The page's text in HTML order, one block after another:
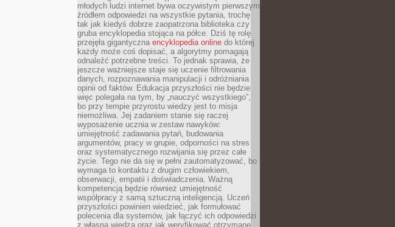
młodych ludzi internet bywa oczywistym pierwszym
źródłem odpowiedzi na wszystkie pytania, trochę
tak jak kiedyś dobrze zaopatrzona biblioteka czy
gruba encyklopedia stojąca na półce. Dziś tę rolę
przejęła gigantyczna encyklopedia online do której
każdy może coś dopisać, a algorytmy pomagają
odnaleźć potrzebne treści. To jednak sprawia, że
jeszcze ważniejsze staje się uczenie filtrowania
danych, rozpoznawania manipulacji i odróżniania
opinii od faktów. Edukacja przyszłości nie będzie
więc polegała na tym, by „nauczyć wszystkiego”,
bo przy tempie przyrostu wiedzy jest to misja
niemożliwa. Jej zadaniem stanie się raczej
wyposażenie ucznia w zestaw nawyków:
umiejętność zadawania pytań, budowania
argumentów, pracy w grupie, odporności na stres
oraz systematycznego rozwijania się przez całe
życie. Tego nie da się w pełni zautomatyzować, bo
wymaga to kontaktu z drugim człowiekiem,
obserwacji, empatii i doświadczenia. Ważną
kompetencją będzie również umiejętność
współpracy z samą sztuczną inteligencją. Uczeń
przyszłości powinien wiedzieć, jak formułować
polecenia dla systemów, jak łączyć ich odpowiedzi
z własną wiedzą oraz jak weryfikować otrzymane